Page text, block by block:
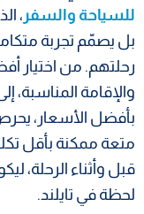
للسياحة والسفر ،
بل يصمّم تجربة
رحلتهم. من اختيار
والإقامة المناسبة،
بأفضل الأسعار،
متعة ممكنة بأقل
قبل وأثناء الرحلة،
لحظة في تايلند.